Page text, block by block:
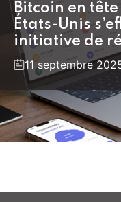
Bitcoin en
États-Unis
initiative de
11 septembre